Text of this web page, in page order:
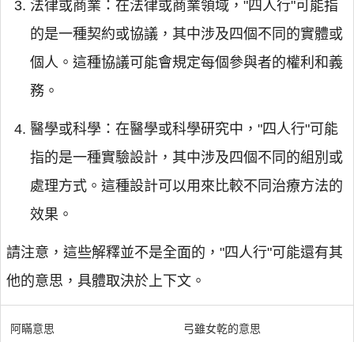
法律或商業：在法律或商業領域，"四人行"可能指
的是一種契約或協議，其中涉及四個不同的實體或
個人。這種協議可能會規定每個參與者的權利和義
務。
醫學或科學：在醫學或科學研究中，"四人行"可能
指的是一種實驗設計，其中涉及四個不同的組別或
處理方式。這種設計可以用來比較不同治療方法的
效果。
請注意，這些解釋並不是全面的，"四人行"可能還有其
他的意思，具體取決於上下文。
阿瞞意思 弓雖女乾的意思